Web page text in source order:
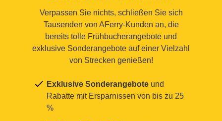
Verpassen Sie nichts, schließen Sie sich
Tausenden von AFerry-Kunden an, die
bereits tolle Frühbucherangebote und
exklusive Sonderangebote auf einer Vielzahl
von Strecken genießen!
Exklusive Sonderangebote und
Rabatte mit Ersparnissen von bis zu 25
%